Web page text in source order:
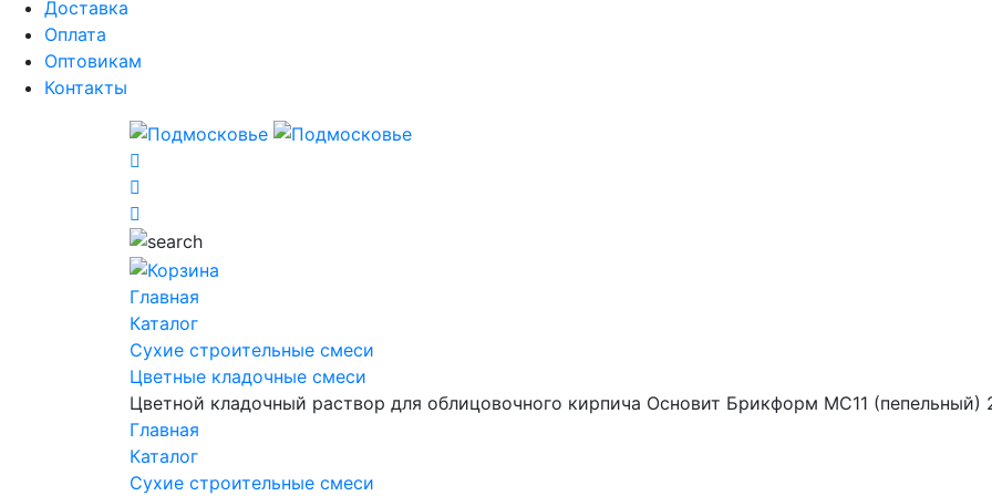
Доставка
Оплата
Оптовикам
Контакты
Главная
Каталог
Сухие строительные смеси
Цветные кладочные смеси
Цветной кладочный раствор для облицовочного кирпича Основит Брикформ MC11 (пепельный)
Главная
Каталог
Сухие строительные смеси